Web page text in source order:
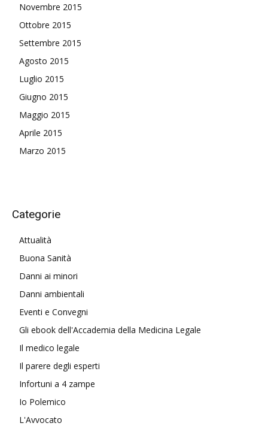
Novembre 2015
Ottobre 2015
Settembre 2015
Agosto 2015
Luglio 2015
Giugno 2015
Maggio 2015
Aprile 2015
Marzo 2015
Categorie
Attualità
Buona Sanità
Danni ai minori
Danni ambientali
Eventi e Convegni
Gli ebook dell'Accademia della Medicina Legale
Il medico legale
Il parere degli esperti
Infortuni a 4 zampe
Io Polemico
L'Avvocato